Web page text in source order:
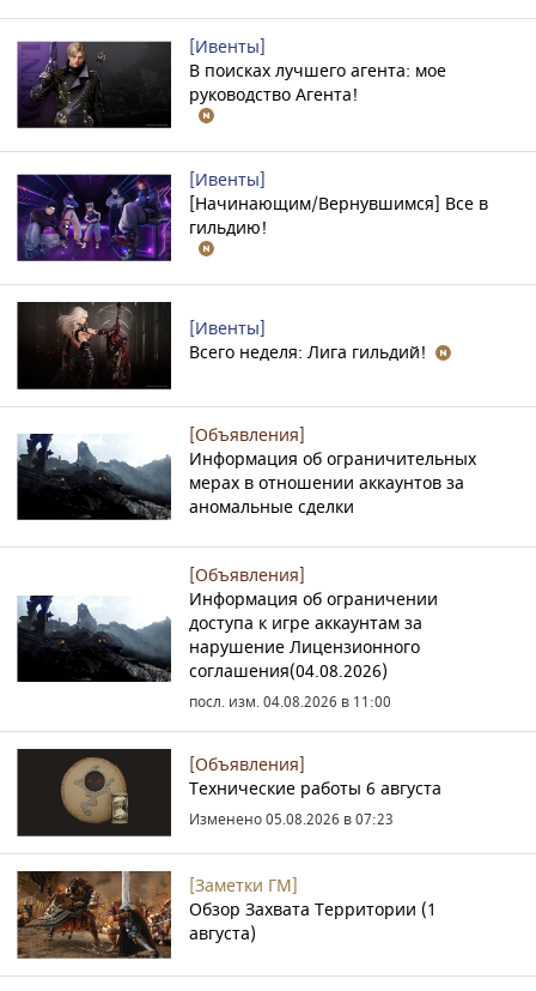
[Ивенты]
В поисках лучшего агента: мое
руководство Агента!
[Ивенты]
[Начинающим/Вернувшимся] Все в
гильдию!
[Ивенты]
Всего неделя: Лига гильдий!
[Объявления]
Информация об ограничительных
мерах в отношении аккаунтов за
аномальные сделки
[Объявления]
Информация об ограничении
доступа к игре аккаунтам за
нарушение Лицензионного
соглашения(04.08.2026)
посл. изм. 04.08.2026 в 11:00
[Объявления]
Технические работы 6 августа
Изменено 05.08.2026 в 07:23
[Заметки ГМ]
Обзор Захвата Территории (1
августа)